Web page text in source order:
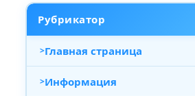
Рубрикатор
Главная страница
Информация